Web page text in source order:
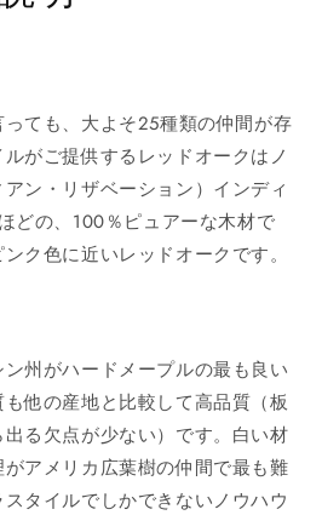
ても、大よそ25種類の仲間が存
がご提供するレッドオークはノ
ン・リザベーション）インディ
どの、100％ピュアーな木材で
ク色に近いレッドオークです。
州がハードメープルの最も良い
他の産地と比較して高品質（板
る欠点が少ない）です。白い材
アメリカ広葉樹の仲間で最も難
タイルでしかできないノウハウ